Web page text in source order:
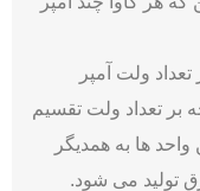
ولت آمپر
بر تعداد ولت تقسیم
ها به همدیگر
تولید می شود.